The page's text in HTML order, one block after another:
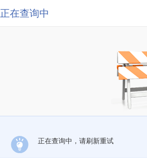
正在查询中
正在查询中，请刷新重试